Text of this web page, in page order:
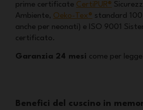
prime certificate CertiPUR®
Ambiente, Oeko-Tex® standard
anche per neonati) e ISO 9001
certificato.
Garanzia 24 mesi come per
Benefici del cuscino in